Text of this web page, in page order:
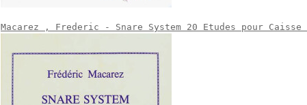
Macarez , Frederic - Snare System 20 Etudes pour